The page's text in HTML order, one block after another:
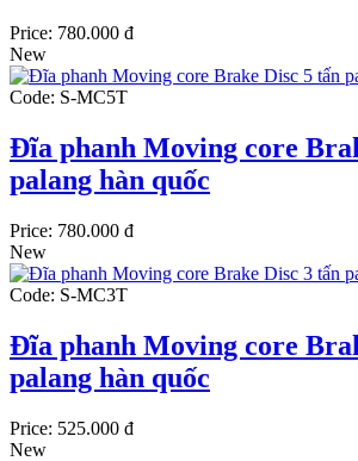
Price: 780.000 đ
New
Code: S-MC5T
Đĩa phanh Moving core
palang hàn quốc
Price: 780.000 đ
New
Code: S-MC3T
Đĩa phanh Moving core
palang hàn quốc
Price: 525.000 đ
New